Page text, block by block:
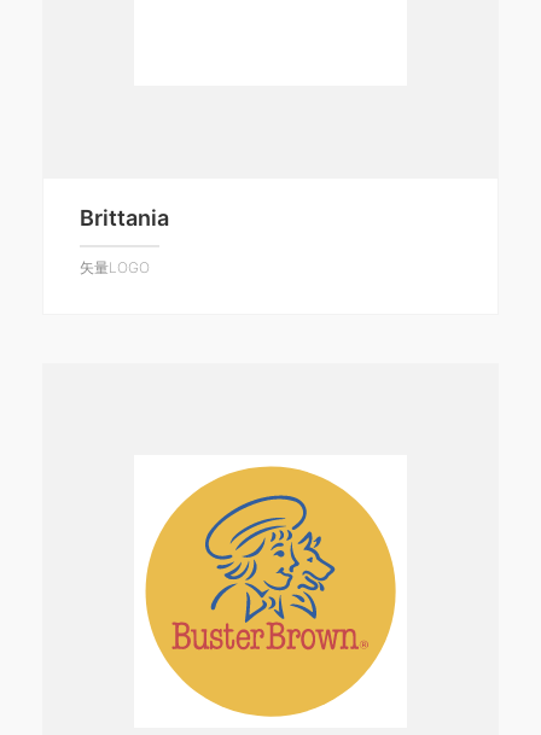
Brittania
矢量LOGO